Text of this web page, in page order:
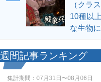
（クラ
10種以
な生物
週間記事ランキング
集計期間： 07月31日〜08月06日